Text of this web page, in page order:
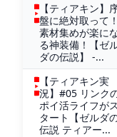
【ティアキン】
盤に絶対取って！
素材集めが楽に
る神装備！【ゼ
ダの伝説】 -...
【ティアキン実
況】#05 リンク
ポイ活ライフがス
タート【ゼルダ
伝説 ティアー...